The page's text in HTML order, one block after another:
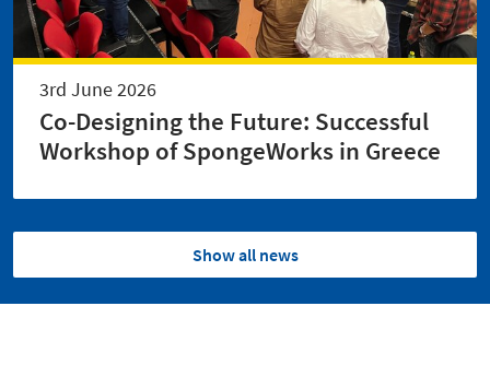
3rd June 2026
Co-Designing the Future: Successful
Workshop of SpongeWorks in Greece
Show all news